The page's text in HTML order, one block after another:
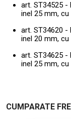
art. ST34525
inel 25 mm,
art. ST34620
inel 20 mm,
art. ST34625
inel 25 mm,
CUMPARATE